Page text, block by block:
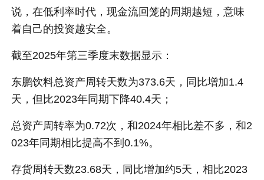
说，在低利率时代，现金流回笼的周期越短，意味
着自己的投资越安全。
截至2025年第三季度末数据显示：
东鹏饮料总资产周转天数为373.6天，同比增加1.4
天，但比2023年同期下降40.4天；
总资产周转率为0.72次，和2024年相比差不多，和2
023年同期相比提高不到0.1%。
存货周转天数23.68天，同比增加约5天，相比2023